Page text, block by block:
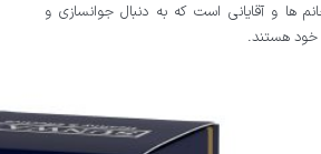
ها و آقایانی است که به دنبال جوانسازی و
خود هستند.